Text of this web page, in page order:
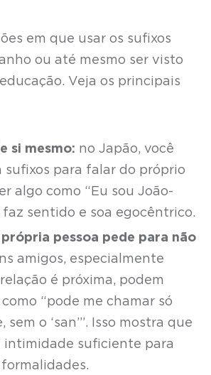
em que usar os sufixos
ou até mesmo ser visto
Veja os principais
si mesmo: no Japão, você
sufixos para falar do próprio
algo como “Eu sou João-
faz sentido e soa egocêntrico.
pessoa pede para não
amigos, especialmente
é próxima, podem
“pode me chamar só
sem o ‘san’”. Isso mostra que
intimidade suficiente para